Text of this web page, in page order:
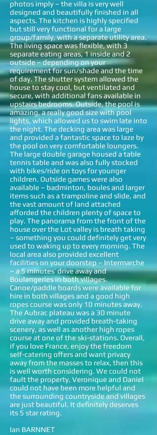
photos imply – the villa is very well
designed and beautifully finished in all
aspects. The kitchen is highly specified
but still very functional for a large
group/family, with a separate utility area.
The living space was flexible, with 3
separate eating areas, 1 inside and 2
outside – depending on your
requirement for sun/shade and the time
of day. The shutter system allowed the
house to stay cool, but ventilated and
secure, with additional fans available in
upstairs bedrooms. Outside, the pool is
amazing, a really good size with pool
lights, which allowed us to swim late into
the night. The decking area was large
and provided a fantastic space to laze by
the pool on very comfortable loungers.
The large double garage housed a table
tennis table and was also fully stocked
with bikes/ride on toys for younger
children. Outside games were also
available – badminton, boules and larger
items such as a trampoline and slide, and
the vast amount of land attached
afforded the children plenty of space to
play. The panorama from the front of the
house over the Lot valley is breath taking
– something you could definitely get very
used to waking up to every morning. The
local area also provided excellent
facilities on your doorstep – Intermarche
– a 5 minutes’ drive away and
Boulangeries in both villages.
Canoe/paddle boards were available for
hire in both villages and a good high
ropes course was only 10 minutes away.
The Aubrac plateau was a 30 minute
drive away and provided breath-taking
scenery, as well as another high ropes
course at one of the ski-stations. Overall,
if you love France, enjoy the freedom
self-catering offers and want privacy
away from the masses to relax, then this
is well worth considering. We could not
fault the property, Veronique and Daniel
could not have been more helpful and
the surrounding countryside and villages
are just beautiful. It definitely deserves
its 5 star rating.
Ian BARNNET